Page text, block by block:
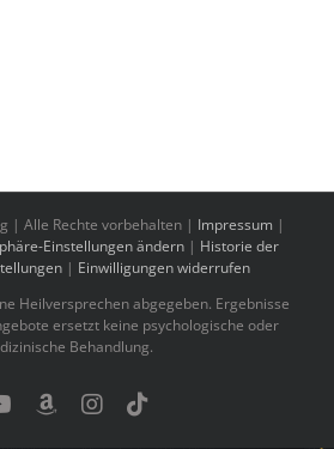
| Alle Rechte vorbehalten | Impressum |
Einstellungen ändern| Historie der
| Einwilligungen widerrufen
Heilversprechen abgegeben. Ergebnisse
ersetzt keine psychologische oder
Behandlung.
YouTubeBenutzerdefiniert
Instagram
Tiktok